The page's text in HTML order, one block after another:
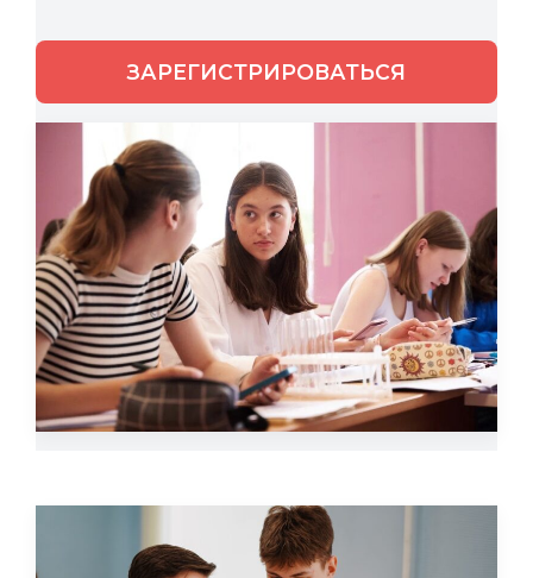
ЗАРЕГИСТРИРОВАТЬСЯ